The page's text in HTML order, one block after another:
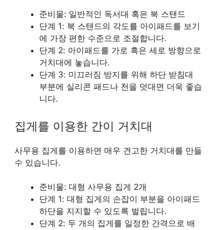
준비물: 일반적인 독서대 혹은 북 스탠드
단계 1: 북 스탠드의 각도를 아이패드를 보기
에 가장 편한 수준으로 조절합니다.
단계 2: 아이패드를 가로 혹은 세로 방향으로
거치대에 놓습니다.
단계 3: 미끄러짐 방지를 위해 하단 받침대
부분에 실리콘 패드나 천을 덧대면 더욱 좋습
니다.
집게를 이용한 간이 거치대
사무용 집게를 이용하면 매우 견고한 거치대를 만들
수 있습니다.
준비물: 대형 사무용 집게 2개
단계 1: 대형 집게의 손잡이 부분을 아이패드
하단을 지지할 수 있도록 벌립니다.
단계 2: 두 개의 집게를 일정한 간격으로 배